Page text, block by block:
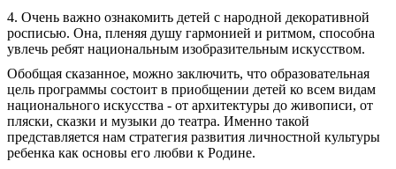
4. Очень важно ознакомить детей с народной декоративной
росписью. Она, пленяя душу гармонией и ритмом, способна
увлечь ребят национальным изобразительным искусством.
Обобщая сказанное, можно заключить, что образовательная
цель программы состоит в приобщении детей ко всем видам
национального искусства - от архитектуры до живописи, от
пляски, сказки и музыки до театра. Именно такой
представляется нам стратегия развития личностной культуры
ребенка как основы его любви к Родине.